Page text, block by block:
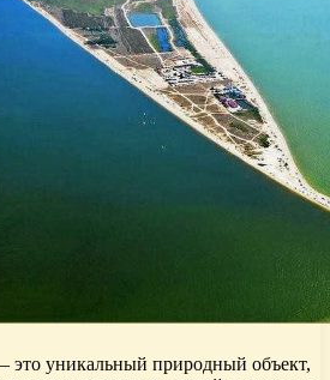
это уникальный природный объект,